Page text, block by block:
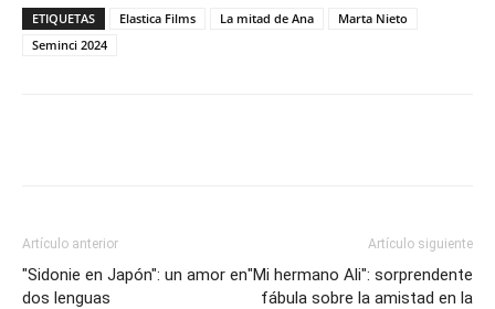
ETIQUETAS Elastica Films La mitad de Ana
Marta Nieto
Seminci 2024
Artículo anterior
"Sidonie en Japón": un amor en
dos lenguas
Artículo siguiente
"Mi hermano Ali": sorprendente
fábula sobre la amistad en la